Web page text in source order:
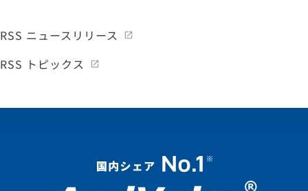
RSS ニュースリリース
RSS トピックス